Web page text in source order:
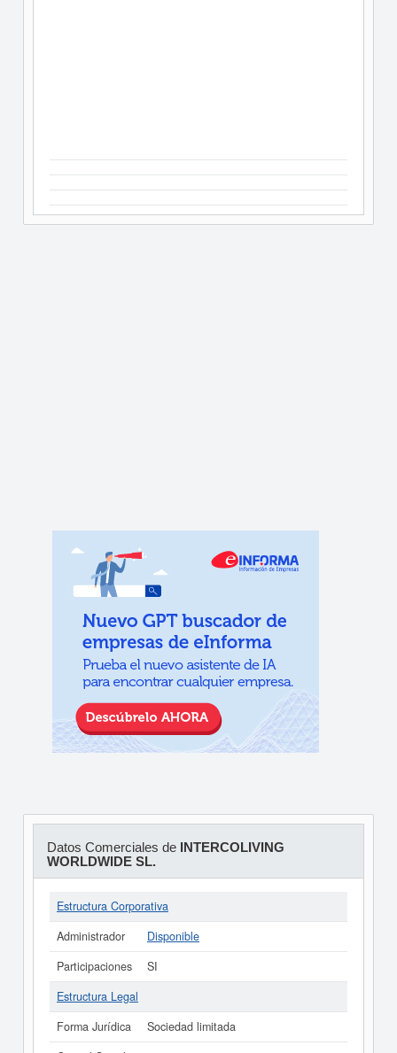
Datos Comerciales de INTERCOLIVING
WORLDWIDE SL.
Estructura Corporativa
Administrador
Disponible
Participaciones
SI
Estructura Legal
Forma Jurídica
Sociedad limitada